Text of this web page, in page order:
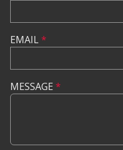
EMAIL*
MESSAGE *